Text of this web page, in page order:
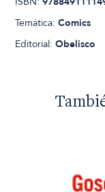
Temática:Comics
Editorial:Obelisco